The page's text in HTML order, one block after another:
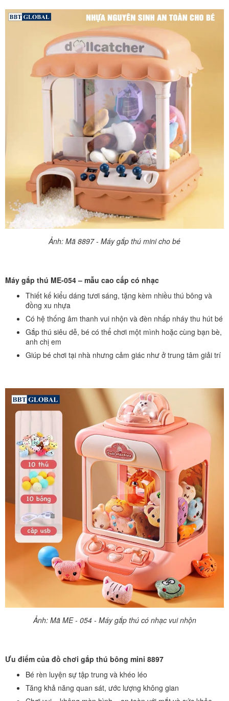
Ảnh: Mã 8897 - Máy gắp thú mini cho bé
Máy gắp thú ME-054 – mẫu cao cấp có nhạc
Thiết kế kiểu dáng tươi sáng, tặng kèm nhiều thú bông và
đồng xu nhựa
Có hệ thống âm thanh vui nhộn và đèn nhấp nháy thu hút bé
Gắp thú siêu dễ, bé có thể chơi một mình hoặc cùng bạn bè,
anh chị em
Giúp bé chơi tại nhà nhưng cảm giác như ở trung tâm giải trí
Ảnh: Mã ME - 054 - Máy gắp thú có nhạc vui nhộn
Ưu điểm của đồ chơi gắp thú bông mini 8897
Bé rèn luyện sự tập trung và khéo léo
Tăng khả năng quan sát, ước lượng không gian